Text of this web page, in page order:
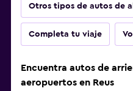
Otros tipos de autos de
Completa tu viaje
Encuentra autos de
aeropuertos en Reus